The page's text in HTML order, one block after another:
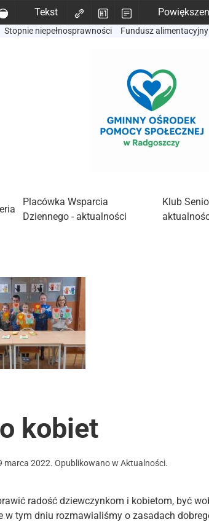
Tekst
Stopnie niepełnosprawności Fundusz alimentacyjny
Placówka Wsparcia
Dziennego - aktualności
Klub
kobiet
marca 2022. Opublikowano wAktualności.
radość dziewczynkom i kobietom, być
w tym dniu rozmawialiśmy o zasadach